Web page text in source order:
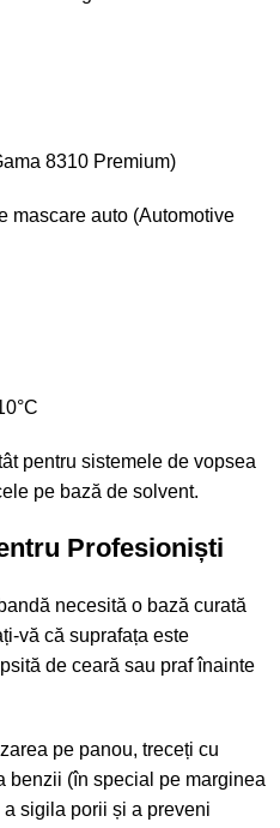
8310 Premium)
mascare auto (Automotive
pentru sistemele de vopsea
pe bază de solvent.
Profesioniști
necesită o bază curată
vă că suprafața este
de ceară sau praf înainte
pe panou, treceți cu
benzii (în special pe marginea
sigila porii și a preveni